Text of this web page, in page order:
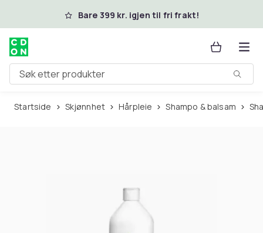
Hopp til hovedinnholdBare 399 kr. igjen til fri frakt!
Søk etter produkter
Startside Skjønnhet Hårpleie Shampo & balsam